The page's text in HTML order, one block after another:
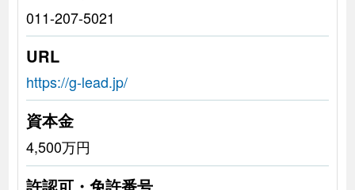
011-207-5021
URL
https://g-lead.jp/
資本金
4,500万円